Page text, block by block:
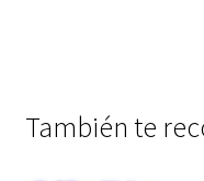
También te